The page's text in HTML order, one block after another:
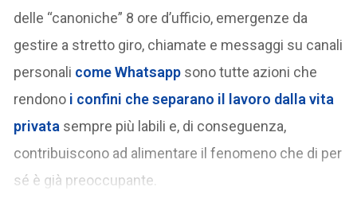
delle “canoniche” 8 ore d’ufficio, emergenze da
gestire a stretto giro, chiamate e messaggi su canali
personali come Whatsapp sono tutte azioni che
rendono i confini che separano il lavoro dalla vita
privata sempre più labili e, di conseguenza,
contribuiscono ad alimentare il fenomeno che di per
sé è già preoccupante.